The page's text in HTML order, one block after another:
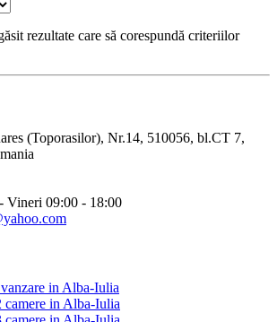
rezultate care să corespundă criteriilor
(Toporasilor), Nr.14, 510056, bl.CT 7,
Vineri 09:00 - 18:00
in Alba-Iulia
camere in Alba-Iulia